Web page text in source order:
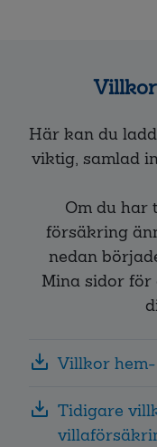
Här kan du
viktig, samlad
Om du har
försäkring
nedan
Mina sidor
Villkor
Tidigare